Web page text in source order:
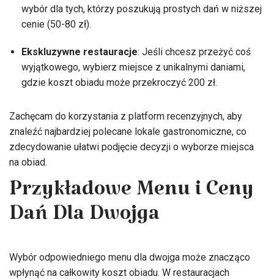
wybór dla tych, którzy poszukują prostych dań w niższej
cenie (50-80 zł).
Ekskluzywne restauracje: Jeśli chcesz przeżyć coś
wyjątkowego, wybierz miejsce z unikalnymi daniami,
gdzie koszt obiadu może przekroczyć 200 zł.
Zachęcam do korzystania z platform recenzyjnych, aby
znaleźć najbardziej polecane lokale gastronomiczne, co
zdecydowanie ułatwi podjęcie decyzji o wyborze miejsca
na obiad.
Przykładowe Menu i Ceny
Dań Dla Dwojga
Wybór odpowiedniego menu dla dwojga może znacząco
wpłynąć na całkowity koszt obiadu. W restauracjach